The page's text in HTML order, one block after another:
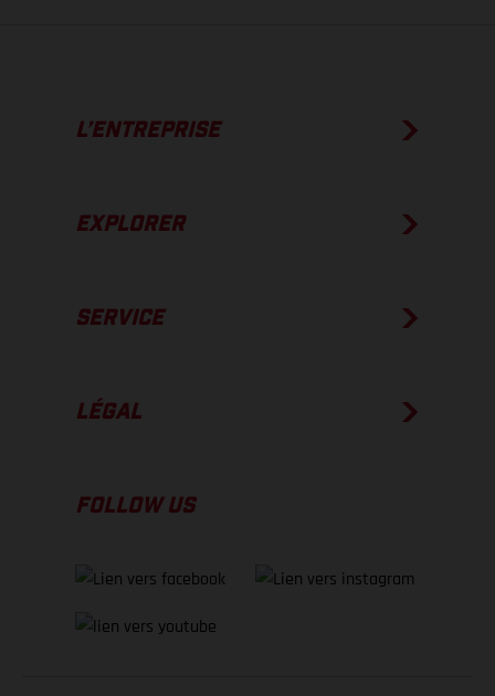
L’ENTREPRISE
EXPLORER
SERVICE
LÉGAL
FOLLOW US